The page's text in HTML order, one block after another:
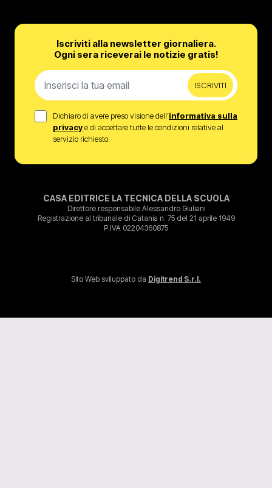
Iscriviti alla newsletter giornaliera.
Ogni sera riceverai le notizie gratis!
ISCRIVITI
Dichiaro di avere preso visione dell’informativa sulla
privacye di accettare tutte le condizioni relative al
servizio richiesto.
CASA EDITRICE LA TECNICA DELLA SCUOLA
Direttore responsabile Alessandro Giuliani
Registrazione al tribunale di Catania n. 75 del 21 aprile 1949
P.IVA 02204360875
Sito Web sviluppato da Digitrend S.r.l.